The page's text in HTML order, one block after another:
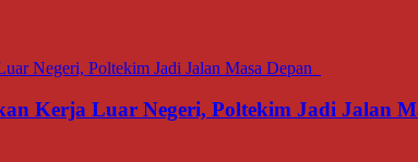
Kerja Luar Negeri, Poltekim Jadi Jalan